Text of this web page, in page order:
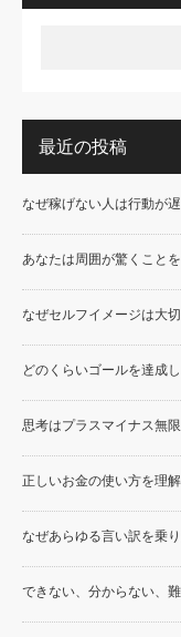
最近の投稿
なぜ稼げない人は行動が
あなたは周囲が驚くこと
なぜセルフイメージは大
どのくらいゴールを達成
思考はプラスマイナス無限
正しいお金の使い方を理
なぜあらゆる言い訳を乗
できない、分からない、